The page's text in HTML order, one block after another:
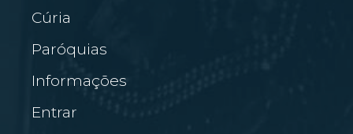
Cúria
Paróquias
Informações
Entrar